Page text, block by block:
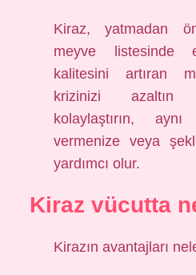
Kiraz, yatmadan
meyve listesinde
kalitesini artıran
krizinizi azaltın
kolaylaştırın,
vermenize veya
yardımcı olur.
Kiraz vücutta
Kirazın avantajları